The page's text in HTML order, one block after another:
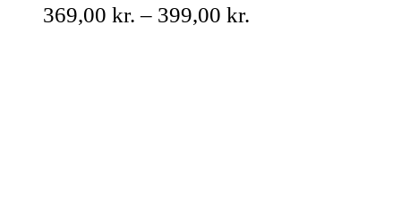
369,00 kr. – 399,00 kr.